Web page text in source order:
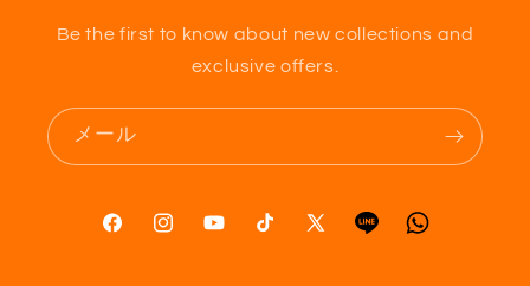
Be the first to know about new collections and
exclusive offers.
メール
FacebookInstagramYouTubeTikTok X
TumblrVimeo